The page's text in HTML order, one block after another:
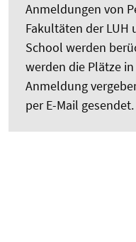
Anmeldungen von
Fakultäten der LUH
School werden
werden die Plätze
Anmeldung
per E-Mail gesendet.